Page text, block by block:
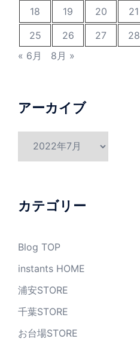
18
19 20 21
25
26 27 28
« 6月
8月 »
アーカイブ
ブ
カテゴリー
Blog TOP
instants HOME
浦安STORE
千葉STORE
お台場STORE